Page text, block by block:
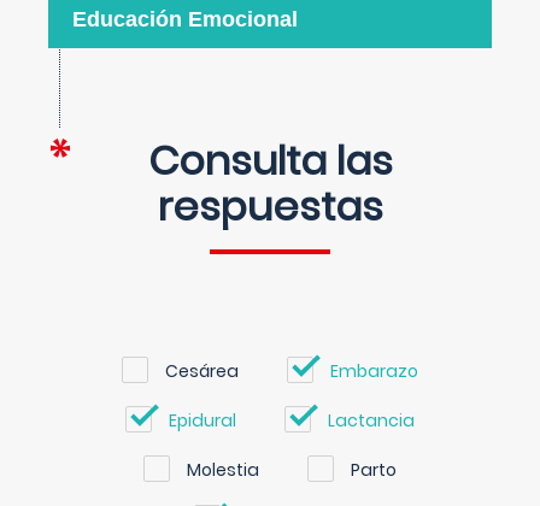
Educación Emocional
Consulta las
respuestas
Cesárea Embarazo
Epidural Lactancia
Molestia Parto